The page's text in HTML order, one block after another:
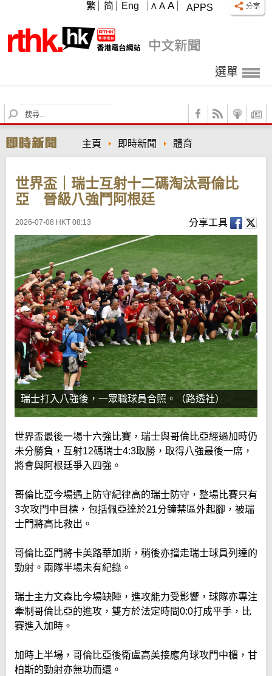
APPS
A A A
繁 简 Eng
選單
S
e
r
c
主頁 即時新聞 體育
世界盃｜瑞士互射十二碼淘汰哥倫比
亞 晉級八強鬥阿根廷
2026-07-08 HKT 08:13 分享工具
瑞士打入八強後，一眾職球員合照。（路透社）
世界盃最後一場十六強比賽，瑞士與哥倫比亞經過加時仍
未分勝負，互射12碼瑞士4:3取勝，取得八強最後一席，
將會與阿根廷爭入四強。
哥倫比亞今場遇上防守紀律高的瑞士防守，整場比賽只有
3次攻門中目標，包括佩亞達於21分鐘禁區外起腳，被瑞
士門將高比救出。
哥倫比亞門將卡美路華加斯，稍後亦擋走瑞士球員列達的
勁射。兩隊半場未有紀錄。
瑞士主力文森比今場缺陣，進攻能力受影響，球隊亦專注
牽制哥倫比亞的進攻，雙方於法定時間0:0打成平手，比
賽進入加時。
加時上半場，哥倫比亞後衛盧高美接應角球攻門中楣，甘
柏斯的勁射亦無功而還。